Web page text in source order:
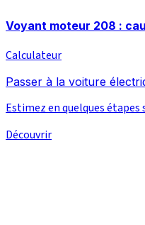
Voyant moteur 208 :
Calculateur
Passer à la voiture
Estimez en quelques étapes
Découvrir